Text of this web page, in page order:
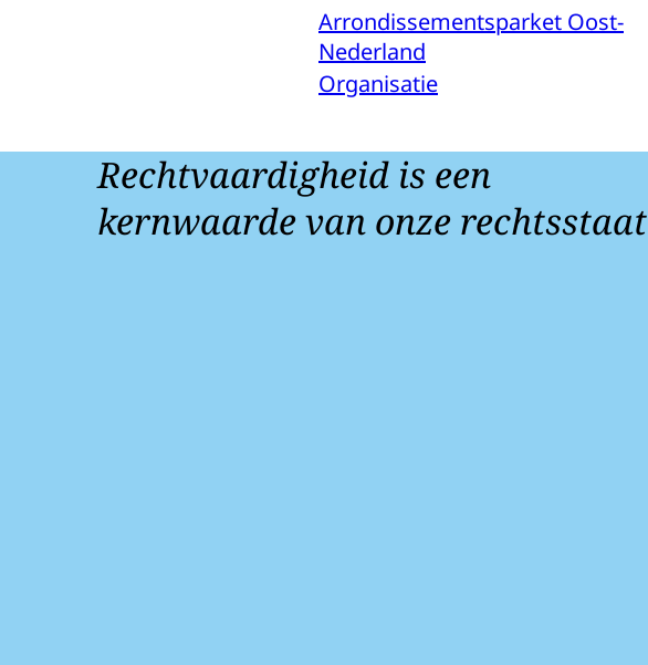
Arrondissementsparket Oost-
Nederland
Organisatie
Rechtvaardigheid is een
kernwaarde van onze rechtsstaat